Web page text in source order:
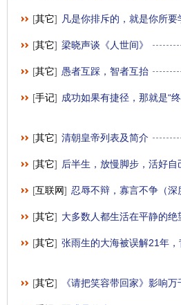
[其它] 凡是你排斥的，就是你所要
[其它] 梁晓声谈《人世间》
[其它] 愚者互踩，智者互抬
[手记] 成功如果有捷径，那就是“
[其它] 清朝皇帝列表及简介
[其它] 后半生，放慢脚步，活好自
[互联网] 忍辱不辩，寡言不争（深
[其它] 大多数人都生活在平静的
[其它] 张雨生的大海被误解21年
[其它] 《请把笑容带回家》影响